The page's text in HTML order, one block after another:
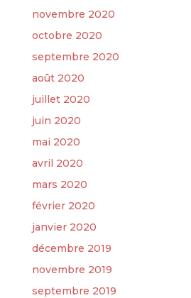
novembre 2020
octobre 2020
septembre 2020
août 2020
juillet 2020
juin 2020
mai 2020
avril 2020
mars 2020
février 2020
janvier 2020
décembre 2019
novembre 2019
septembre 2019